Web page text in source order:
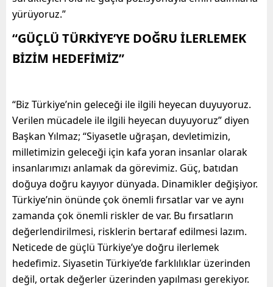
yürüyoruz.”
“GÜÇLÜ TÜRKİYE’YE DOĞRU İLERLEMEK
BİZİM HEDEFİMİZ”
“Biz Türkiye’nin geleceği ile ilgili heyecan duyuyoruz.
Verilen mücadele ile ilgili heyecan duyuyoruz” diyen
Başkan Yılmaz; “Siyasetle uğraşan, devletimizin,
milletimizin geleceği için kafa yoran insanlar olarak
insanlarımızı anlamak da görevimiz. Güç, batıdan
doğuya doğru kayıyor dünyada. Dinamikler değişiyor.
Türkiye’nin önünde çok önemli fırsatlar var ve aynı
zamanda çok önemli riskler de var. Bu fırsatların
değerlendirilmesi, risklerin bertaraf edilmesi lazım.
Neticede de güçlü Türkiye’ye doğru ilerlemek
hedefimiz. Siyasetin Türkiye’de farklılıklar üzerinden
değil, ortak değerler üzerinden yapılması gerekiyor.